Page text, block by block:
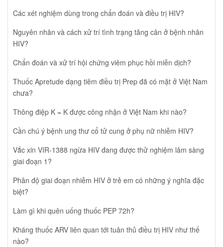
Các xét nghiệm dùng trong chẩn đoán và điều trị HIV?
Nguyên nhân và cách xử trí tình trạng tăng cân ở bệnh nhân
HIV?
Chẩn đoán và xử trí hội chứng viêm phục hồi miễn dịch?
Thuốc Apretude dạng tiêm điều trị Prep đã có mặt ở Việt Nam
chưa?
Thông điệp K = K được công nhận ở Việt Nam khi nào?
Cần chú ý bệnh ung thư cổ tử cung ở phụ nữ nhiễm HIV?
Vắc xin VIR-1388 ngừa HIV đang được thử nghiệm lâm sàng
giai đoạn 1?
Phân độ giai đoạn nhiễm HIV ở trẻ em có những ý nghĩa đặc
biệt?
Làm gì khi quên uống thuốc PEP 72h?
Kháng thuốc ARV liên quan tới tuân thủ điều trị HIV như thế
nào?